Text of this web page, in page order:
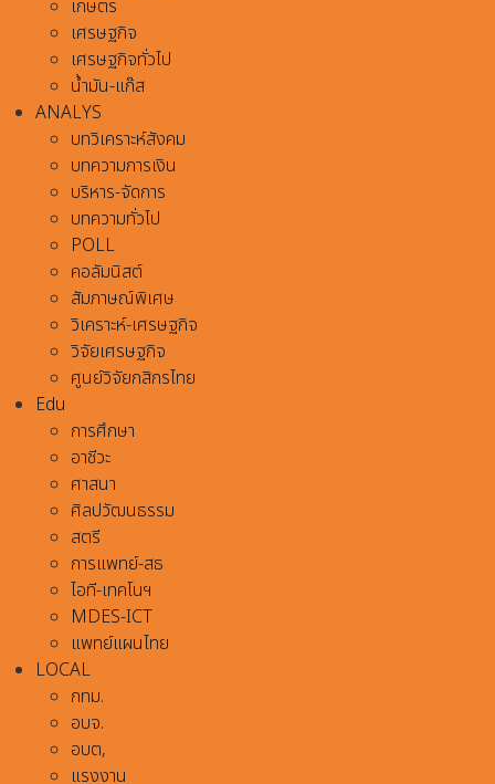
เกษตร
เศรษฐกิจ
เศรษฐกิจทั่วไป
น้ำมัน-แก๊ส
ANALYS
บทวิเคราะห์สังคม
บทความการเงิน
บริหาร-จัดการ
บทความทั่วไป
POLL
คอลัมนิสต์
สัมภาษณ์พิเศษ
วิเคราะห์-เศรษฐกิจ
วิจัยเศรษฐกิจ
ศูนย์วิจัยกสิกรไทย
Edu
การศึกษา
อาชีวะ
ศาสนา
ศิลปวัฒนธรรม
สตรี
การแพทย์-สธ
ไอที-เทคโนฯ
MDES-ICT
แพทย์แผนไทย
LOCAL
กทม.
อบจ.
อบต,
แรงงาน